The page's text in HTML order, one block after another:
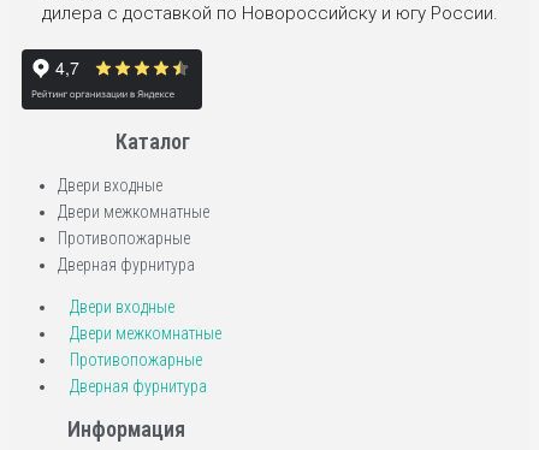
дилера с доставкой по Новороссийску и югу России.
Каталог
Двери входные
Двери межкомнатные
Противопожарные
Дверная фурнитура
Двери входные
Двери межкомнатные
Противопожарные
Дверная фурнитура
Информация